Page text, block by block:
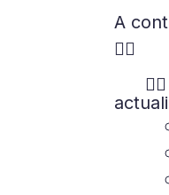
A
👇🏼
👉🏼